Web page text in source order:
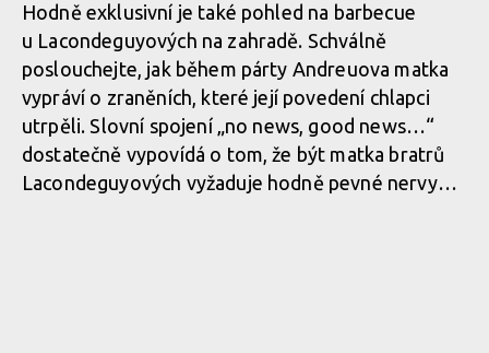
Hodně exklusivní je také pohled na barbecue
u Lacondeguyových na zahradě. Schválně
poslouchejte, jak během párty Andreuova matka
vypráví o zraněních, které její povedení chlapci
utrpěli. Slovní spojení „no news, good news…“
dostatečně vypovídá o tom, že být matka bratrů
Lacondeguyových vyžaduje hodně pevné nervy…